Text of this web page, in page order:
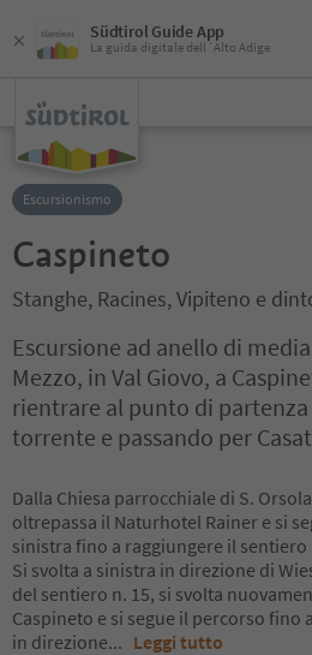
Südtirol Guide App
La guida digitale dell´Alto Adige
Escursionismo
Caspineto
Stanghe, Racines, Vipiteno e
Escursione ad anello di
Mezzo, in Val Giovo, a
rientrare al punto di
torrente e passando per
Dalla Chiesa parrocchiale di S.
oltrepassa il Naturhotel Rainer e si
sinistra fino a raggiungere il sentiero
Si svolta a sinistra in direzione di
del sentiero n. 15, si svolta
Caspineto e si segue il percorso fino
in direzione... Leggi tutto